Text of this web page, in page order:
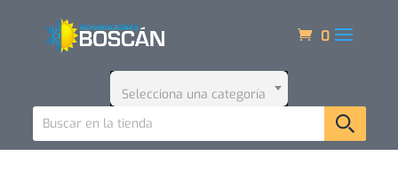
0
Selecciona una categoría